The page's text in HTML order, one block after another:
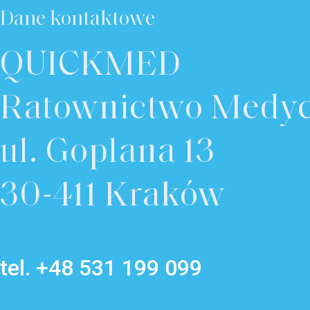
Dane kontaktowe
QUICKMED
Ratownictwo
ul. Goplana 13
30-411 Kraków
tel. +48 531 199 099